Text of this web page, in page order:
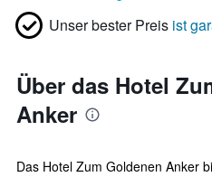
Unser bester Preis ist
Über das Hotel
Anker
Das Hotel Zum Goldenen Anker